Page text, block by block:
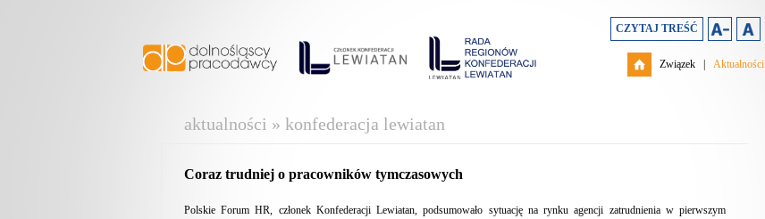
CZYTAJ TREŚĆ
Związek Aktualności
aktualności » konfederacja lewiatan
Coraz trudniej o pracowników tymczasowych
Polskie Forum HR, członek Konfederacji Lewiatan, podsumowało sytuację na rynku agencji zatrudnienia w pierwszym